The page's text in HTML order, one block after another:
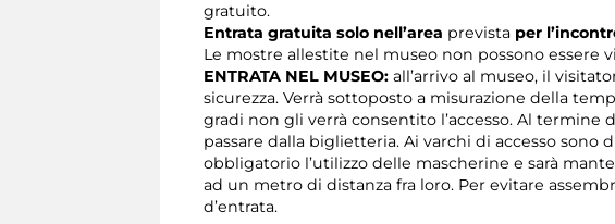
gratuito.
Entrata gratuita solo nell’area prevista per
Le mostre allestite nel museo non possono essere
ENTRATA NEL MUSEO: all’arrivo al museo, il
sicurezza. Verrà sottoposto a misurazione della
gradi non gli verrà consentito l’accesso. Al termine
passare dalla biglietteria. Ai varchi di accesso
obbligatorio l’utilizzo delle mascherine e sarà
ad un metro di distanza fra loro. Per evitare
d’entrata.